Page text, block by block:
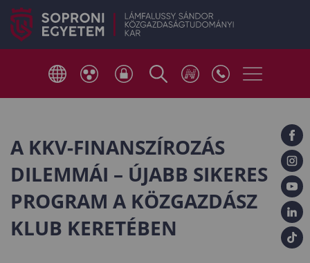
A KKV-FINANSZÍROZÁS
DILEMMÁI – ÚJABB SIKERES
PROGRAM A KÖZGAZDÁSZ
KLUB KERETÉBEN